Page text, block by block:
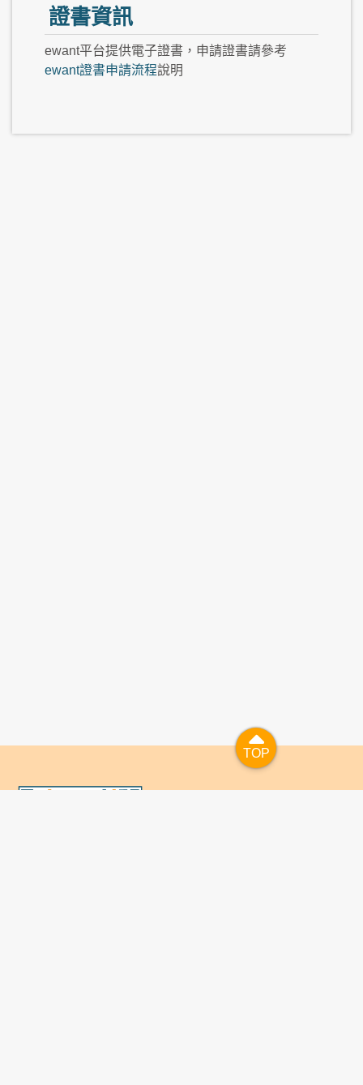
證書資訊
ewant平台提供電子證書，申請證書請參考
ewant證書申請流程說明
TOP
TOP